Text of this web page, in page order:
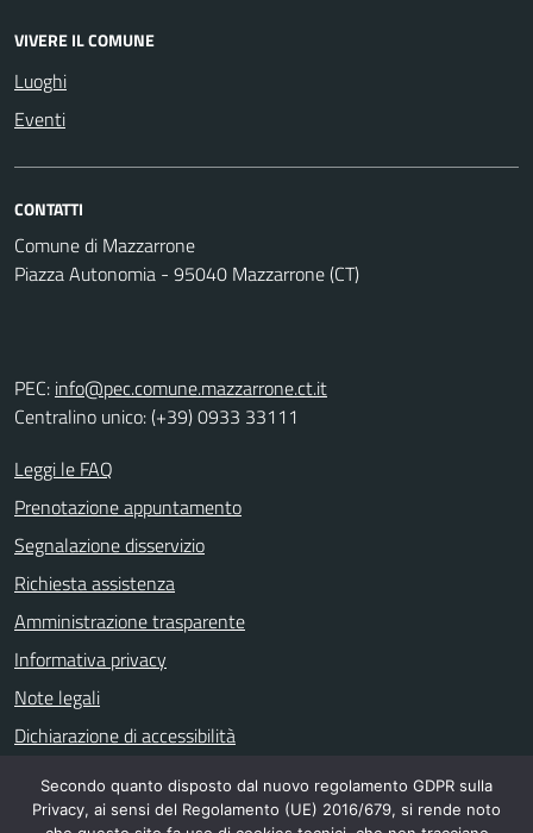
VIVERE IL COMUNE
Luoghi
Eventi
CONTATTI
Comune di Mazzarrone
Piazza Autonomia - 95040 Mazzarrone (CT)
PEC: info@pec.comune.mazzarrone.ct.it
Centralino unico: (+39) 0933 33111
Leggi le FAQ
Prenotazione appuntamento
Segnalazione disservizio
Richiesta assistenza
Amministrazione trasparente
Informativa privacy
Note legali
Dichiarazione di accessibilità
SEGUICI SU
Secondo quanto disposto dal nuovo regolamento GDPR sulla
Privacy, ai sensi del Regolamento (UE) 2016/679, si rende noto